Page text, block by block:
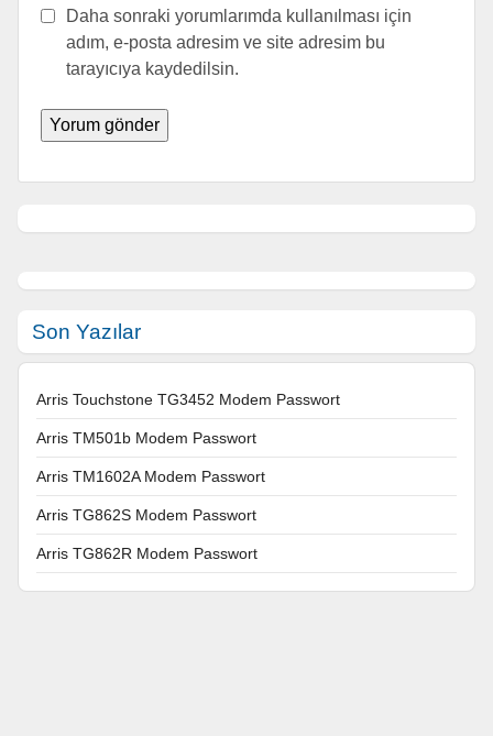
Daha sonraki yorumlarımda kullanılması için
adım, e-posta adresim ve site adresim bu
tarayıcıya kaydedilsin.
Son Yazılar
Arris Touchstone TG3452 Modem Passwort
Arris TM501b Modem Passwort
Arris TM1602A Modem Passwort
Arris TG862S Modem Passwort
Arris TG862R Modem Passwort